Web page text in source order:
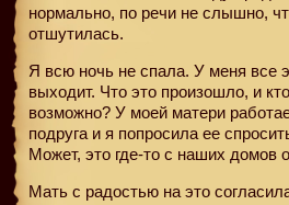
нормально, по речи не слышно,
отшутилась.
Я всю ночь не спала. У меня все
выходит. Что это произошло, и
возможно? У моей матери
подруга и я попросила ее
Может, это где-то с наших домов
Мать с радостью на это